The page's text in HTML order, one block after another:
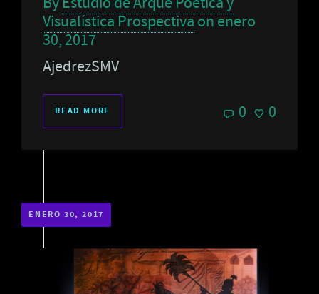
Visualística Prospectiva on enero
30, 2017
AjedrezSMV
READ MORE 0 0
ENERO 30, 2017